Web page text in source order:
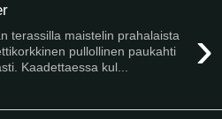
›
terassilla maistelin prahalaista
pullollinen paukahti
Kaadettaessa kul...